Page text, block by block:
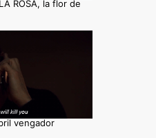
ROSA, la flor de
vengador